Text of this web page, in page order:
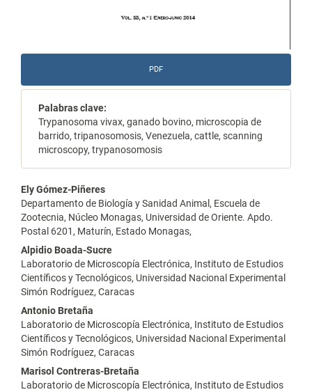
PDF
Palabras clave:
Trypanosoma vivax, ganado bovino, microscopia de
barrido, tripanosomosis, Venezuela, cattle, scanning
microscopy, trypanosomosis
Contenido
principal
del
artículo
Ely Gómez-Piñeres
Departamento de Biología y Sanidad Animal, Escuela de
Zootecnia, Núcleo Monagas, Universidad de Oriente. Apdo.
Postal 6201, Maturín, Estado Monagas,
Alpidio Boada-Sucre
Laboratorio de Microscopía Electrónica, Instituto de Estudios
Científicos y Tecnológicos, Universidad Nacional Experimental
Simón Rodríguez, Caracas
Antonio Bretaña
Laboratorio de Microscopía Electrónica, Instituto de Estudios
Científicos y Tecnológicos, Universidad Nacional Experimental
Simón Rodríguez, Caracas
Marisol Contreras-Bretaña
Laboratorio de Microscopía Electrónica, Instituto de Estudios